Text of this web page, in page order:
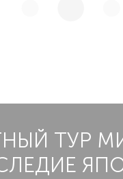
ТУР